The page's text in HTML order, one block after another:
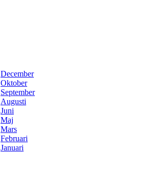
December
Oktober
September
Augusti
Juni
Maj
Mars
Februari
Januari